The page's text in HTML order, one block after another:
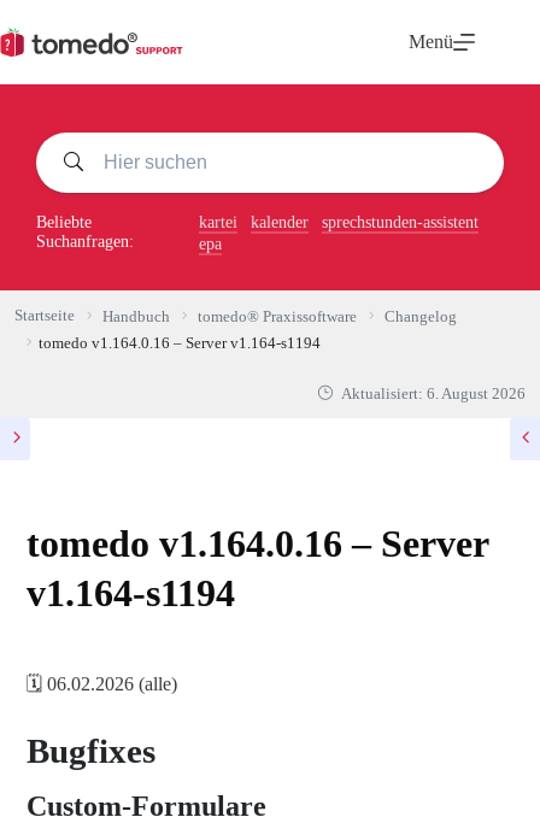
Inhalt
springen
Menü
Beliebte
Suchanfragen:
kartei kalender
sprechstunden-assistent
epa
Startseite Handbuch tomedo® Praxissoftware
Changelog
tomedo v1.164.0.16 – Server v1.164-s1194
Aktualisiert: 6. August 2026
tomedo v1.164.0.16 – Server
v1.164-s1194
🗓️ 06.02.2026 (alle)
Bugfixes
Custom-Formulare